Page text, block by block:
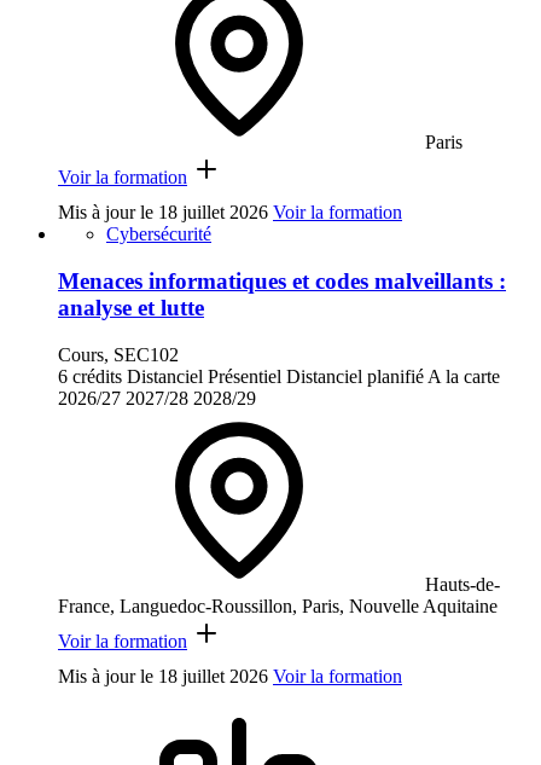
Paris
Voir la formation
Mis à jour le 18 juillet 2026 Voir la formation
Cybersécurité
Menaces informatiques et codes malveillants :
analyse et lutte
Cours, SEC102
6 crédits Distanciel Présentiel Distanciel planifié A la carte
2026/27 2027/28 2028/29
Hauts-de-
France, Languedoc-Roussillon, Paris, Nouvelle Aquitaine
Voir la formation
Mis à jour le 18 juillet 2026 Voir la formation